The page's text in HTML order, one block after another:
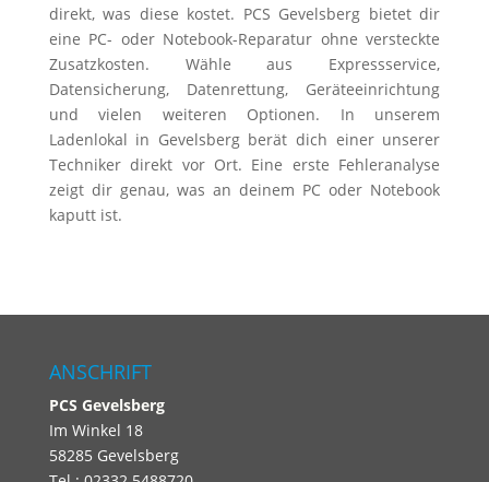
direkt, was diese kostet. PCS Gevelsberg bietet dir
eine PC- oder Notebook-Reparatur ohne versteckte
Zusatzkosten. Wähle aus Expressservice,
Datensicherung, Datenrettung, Geräteeinrichtung
und vielen weiteren Optionen. In unserem
Ladenlokal in Gevelsberg berät dich einer unserer
Techniker direkt vor Ort. Eine erste Fehleranalyse
zeigt dir genau, was an deinem PC oder Notebook
kaputt ist.
ANSCHRIFT
PCS Gevelsberg
Im Winkel 18
58285 Gevelsberg